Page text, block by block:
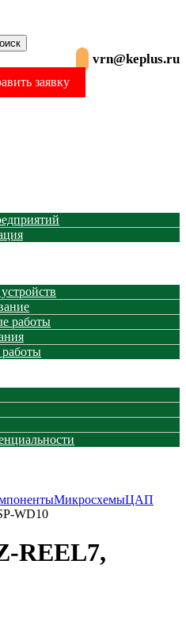
vrn@keplus.ru
заявку
работы
МикросхемыЦАП
WD10
REEL7,